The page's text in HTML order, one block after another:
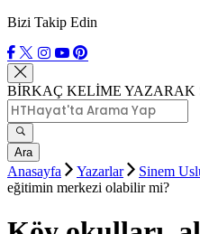
Bizi Takip Edin
BİRKAÇ KELİME YAZARAK
Ara
Anasayfa Yazarlar Sinem
eğitimin merkezi olabilir mi?